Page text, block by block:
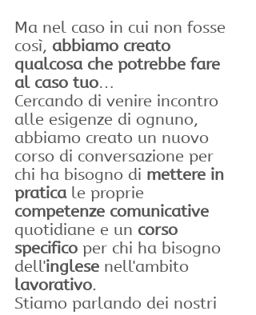
Ma nel caso in cui non fosse
così, abbiamo creato
qualcosa che potrebbe fare
al caso tuo…
Cercando di venire incontro
alle esigenze di ognuno,
abbiamo creato un nuovo
corso di conversazione per
chi ha bisogno di mettere in
pratica le proprie
competenze comunicative
quotidiane e un corso
specifico per chi ha bisogno
dell'inglese nell'ambito
lavorativo.
Stiamo parlando dei nostri